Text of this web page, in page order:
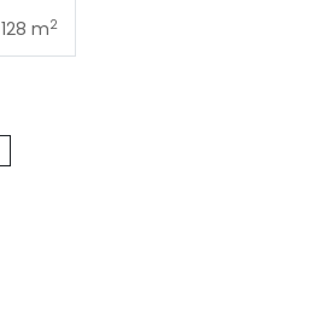
128 m2